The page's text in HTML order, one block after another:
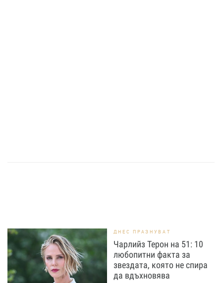
ДНЕС ПРАЗНУВАТ
Чарлийз Терон на 51: 10
любопитни факта за
звездата, която не спира
да вдъхновява